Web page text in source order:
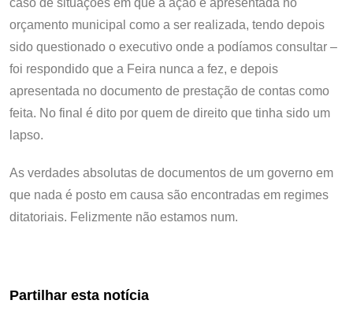
orçamento municipal como a ser realizada, tendo depois
sido questionado o executivo onde a podíamos consultar –
foi respondido que a Feira nunca a fez, e depois
apresentada no documento de prestação de contas como
feita. No final é dito por quem de direito que tinha sido um
lapso.
As verdades absolutas de documentos de um governo em
que nada é posto em causa são encontradas em regimes
ditatoriais. Felizmente não estamos num.
Partilhar esta notícia